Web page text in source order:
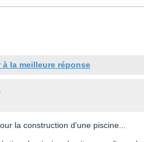
la meilleure réponse
la construction d'une piscine...